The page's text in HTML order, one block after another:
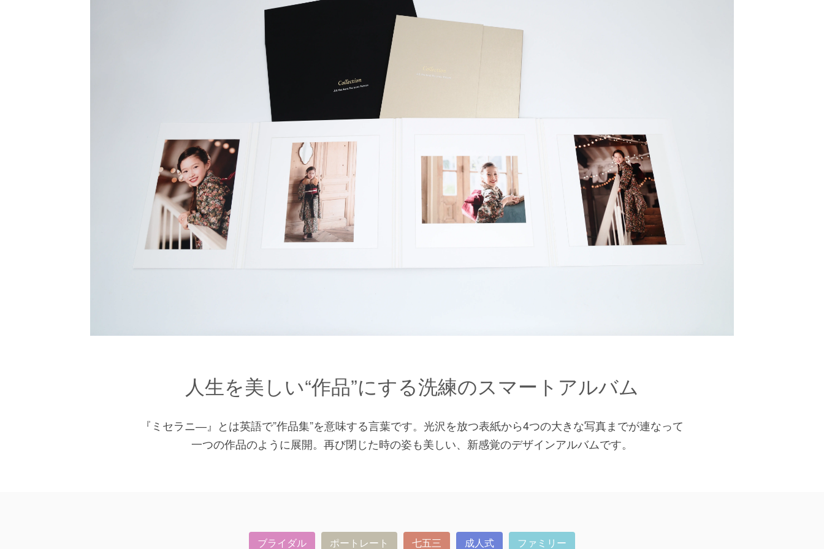
人生を美しい“作品”にする洗練のスマートアルバム
『ミセラニ―』とは英語で”作品集”を意味する言葉です。光沢を放つ表紙から4つの大きな写真までが連なって
一つの作品のように展開。再び閉じた時の姿も美しい、新感覚のデザインアルバムです。
ブライダル ポートレート 七五三 成人式 ファミリー